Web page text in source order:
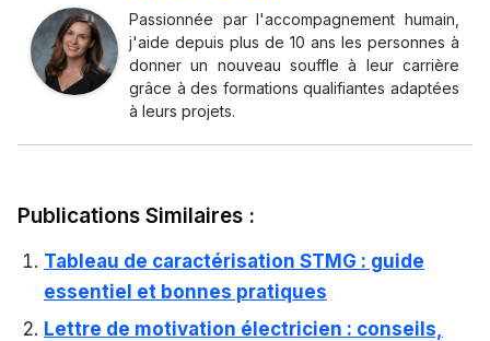
Passionnée par l'accompagnement humain,
j'aide depuis plus de 10 ans les personnes à
donner un nouveau souffle à leur carrière
grâce à des formations qualifiantes adaptées
à leurs projets.
Publications Similaires :
Tableau de caractérisation STMG : guide
essentiel et bonnes pratiques
Lettre de motivation électricien : conseils,